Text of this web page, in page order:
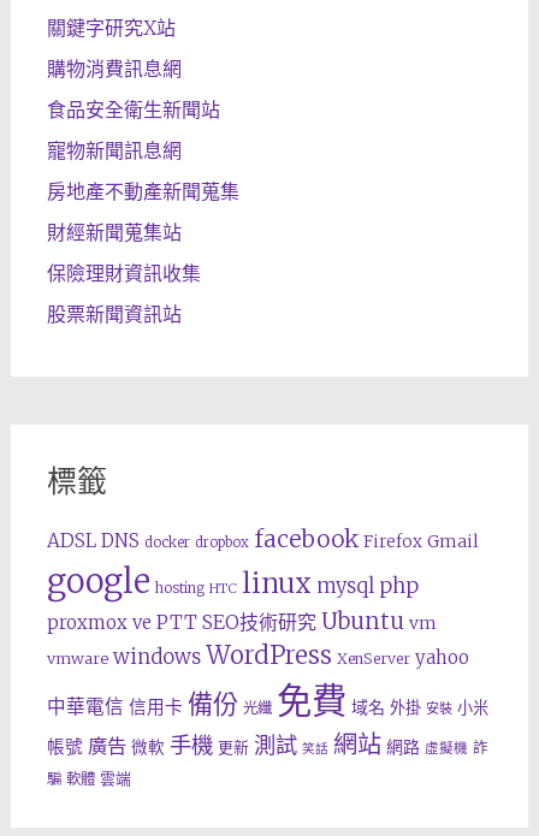
關鍵字研究X站
購物消費訊息網
食品安全衛生新聞站
寵物新聞訊息網
房地產不動產新聞蒐集
財經新聞蒐集站
保險理財資訊收集
股票新聞資訊站
標籤
ADSL DNS docker dropbox facebook Firefox Gmail
google hosting HTC linux mysql php
proxmox ve PTT SEO技術研究 Ubuntu vm
vmware windows WordPress XenServer yahoo
中華電信 信用卡 備份 光纖 免費 域名 外掛 安裝 小米
帳號 廣告 微軟 手機 更新 測試 笑話 網站 網路 虛擬機 詐
騙 軟體 雲端